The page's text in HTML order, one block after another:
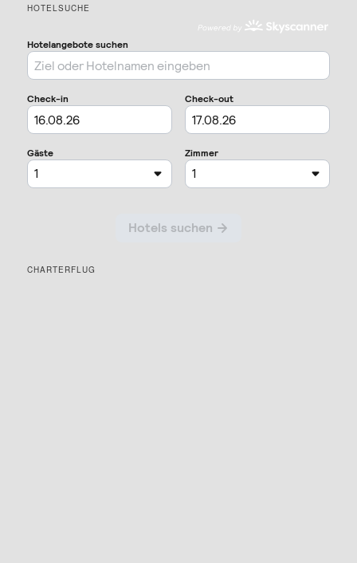
HOTELSUCHE
CHARTERFLUG